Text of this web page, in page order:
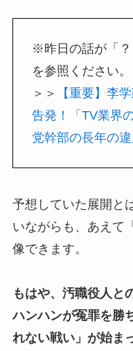
※昨日の話が「？
を参照ください。
＞＞
【重要】李
告発！「TV業界
党幹部の長年の
予想していた展開と
いながらも、あえて
像できます。
もはや、汚職役人と
ハンハンが冤罪を勝
れない戦い」が始ま